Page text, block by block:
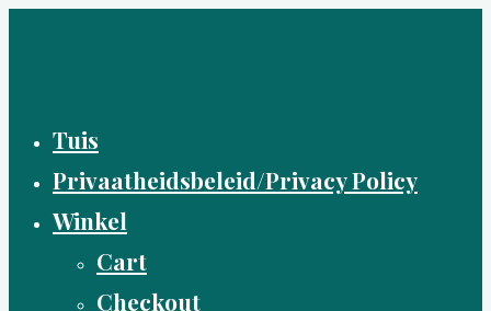
Tuis
Privaatheidsbeleid/Privacy Policy
Winkel
Cart
Checkout